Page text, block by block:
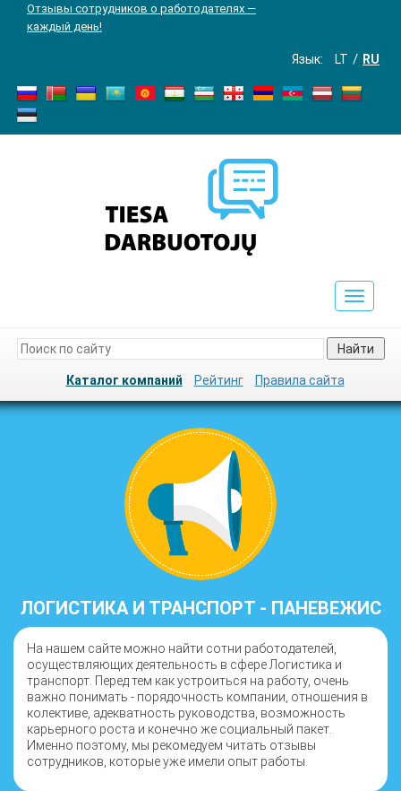
Отзывы сотрудников о работодателях —
каждый день!
Язык: LT RU
Toggle
Найти
Каталог компаний Рейтинг Правила сайта
ЛОГИСТИКА И ТРАНСПОРТ - ПАНЕВЕЖИС
На нашем сайте можно найти сотни работодателей,
осуществляющих деятельность в сфере Логистика и
транспорт. Перед тем как устроиться на работу, очень
важно понимать - порядочность компании, отношения в
колективе, адекватность руководства, возможность
карьерного роста и конечно же социальный пакет.
Именно поэтому, мы рекомедуем читать отзывы
сотрудников, которые уже имели опыт работы.